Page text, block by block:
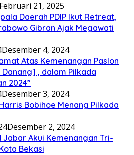
Februari 21, 2025
Daerah PDIP Ikut Retreat,
Gibran Ajak Megawati
Desember 4, 2024
Atas Kemenangan Paslon
Danang] , dalam Pilkada
2024”
Desember 3, 2024
Bobihoe Menang Pilkada
Desember 2, 2024
Jabar Akui Kemenangan Tri-
Bekasi